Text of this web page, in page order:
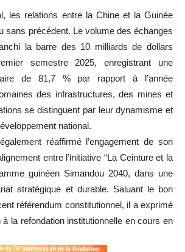
les relations entre la Chine et la Guinée
sans précédent. Le volume des échanges
la barre des 10 milliards de dollars
semestre 2025, enregistrant une
de 81,7 % par rapport à l’année
des infrastructures, des mines et
se distinguent par leur dynamisme et
national.
réaffirmé l’engagement de son
entre l’initiative “La Ceinture et la
guinéen Simandou 2040, dans une
stratégique et durable. Saluant le bon
référendum constitutionnel, il a exprimé
la refondation institutionnelle en cours en